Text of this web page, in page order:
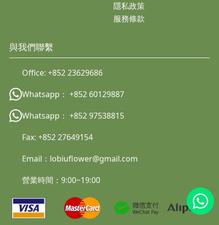
隱私政策
服務條款
與我們聯繫
Office:+852 23629686
Whatsapp：+852 60129887
Whatsapp：+852 97538815
Fax:+85227649154
Email： lobiuflower@gmail.com
營業時間：9:00~19:00